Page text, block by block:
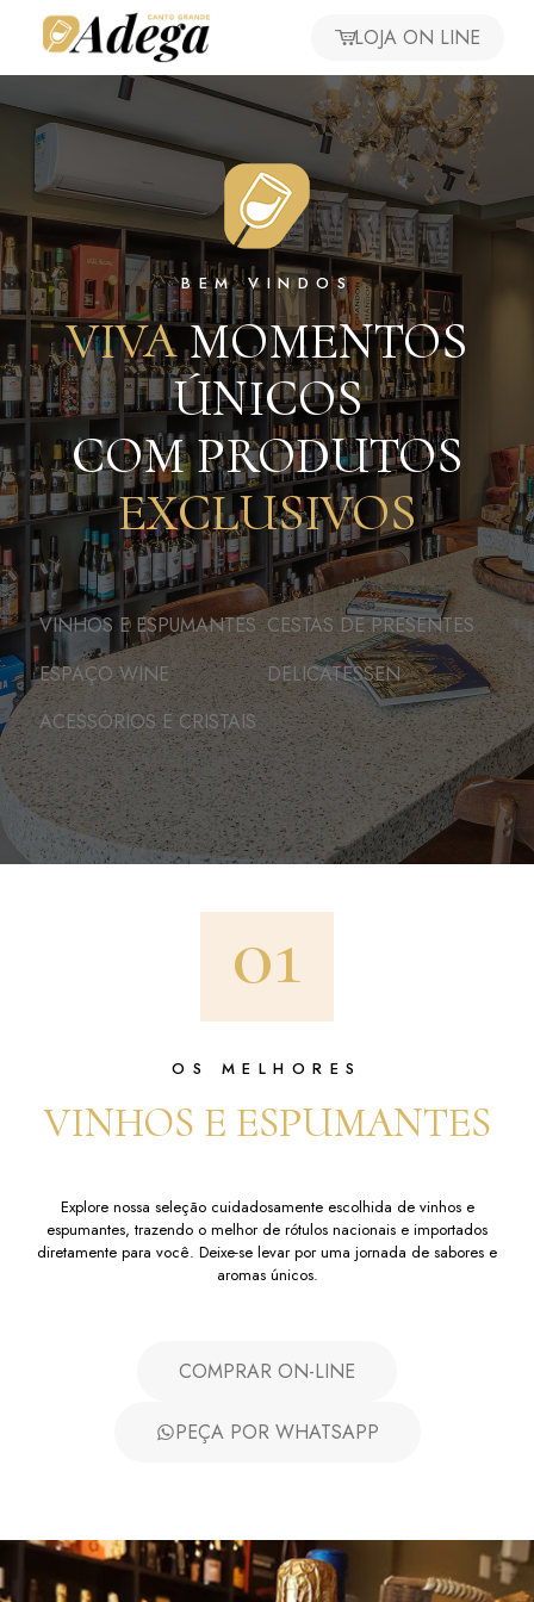
LOJA ON LINE
BEM VINDOS
VIVAMOMENTOS
ÚNICOS
COM PRODUTOS
EXCLUSIVOS
VINHOS E ESPUMANTES CESTAS DE PRESENTES
ESPAÇO WINE
DELICATESSEN
ACESSÓRIOS E CRISTAIS
OS MELHORES
VINHOS E ESPUMANTES
Explore nossa seleção cuidadosamente escolhida de vinhos e
espumantes, trazendo o melhor de rótulos nacionais e importados
diretamente para você. Deixe-se levar por uma jornada de sabores e
aromas únicos.
COMPRAR ON-LINE
PEÇA POR WHATSAPP
01